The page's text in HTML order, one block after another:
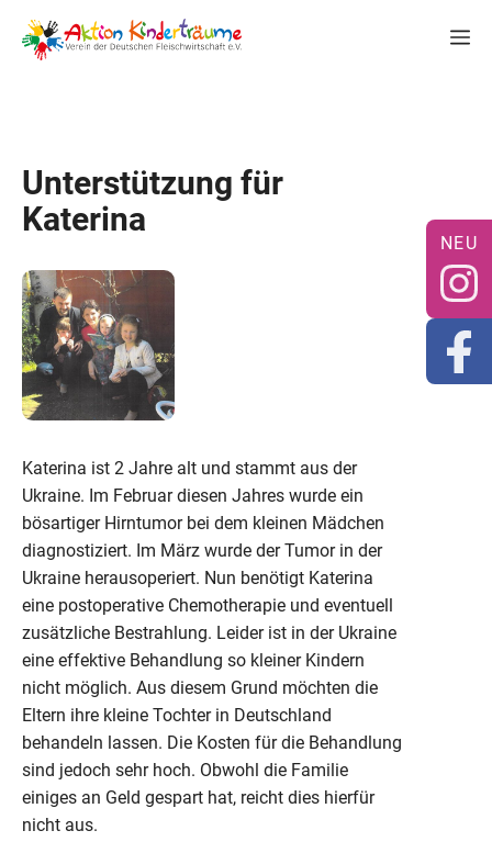
Inhalt
springen
Unterstützung für
Katerina
Katerina ist 2 Jahre alt und stammt aus der
Ukraine. Im Februar diesen Jahres wurde ein
bösartiger Hirntumor bei dem kleinen Mädchen
diagnostiziert. Im März wurde der Tumor in der
Ukraine herausoperiert. Nun benötigt Katerina
eine postoperative Chemotherapie und eventuell
zusätzliche Bestrahlung. Leider ist in der Ukraine
eine effektive Behandlung so kleiner Kindern
nicht möglich. Aus diesem Grund möchten die
Eltern ihre kleine Tochter in Deutschland
behandeln lassen. Die Kosten für die Behandlung
sind jedoch sehr hoch. Obwohl die Familie
einiges an Geld gespart hat, reicht dies hierfür
nicht aus.